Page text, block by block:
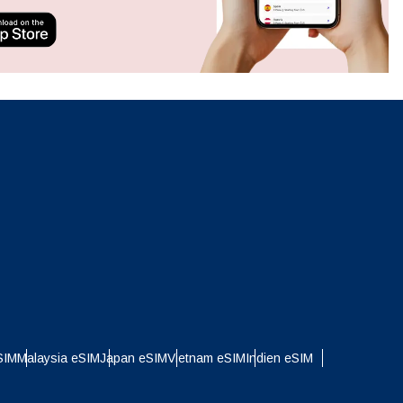
Malaysia eSIMJapan eSIMVietnam eSIMIndien eSIM